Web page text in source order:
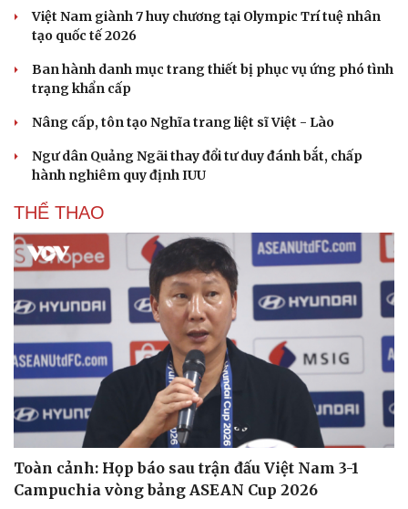
Văn học
Âm nhạc
Di sản
Thời trang
Sao Việt
Việt Nam giành 7 huy chương tại Olympic Trí tuệ nhân
tạo quốc tế 2026
Ban hành danh mục trang thiết bị phục vụ ứng phó tình
trạng khẩn cấp
Nâng cấp, tôn tạo Nghĩa trang liệt sĩ Việt - Lào
Ngư dân Quảng Ngãi thay đổi tư duy đánh bắt, chấp
hành nghiêm quy định IUU
THỂ THAO
Toàn cảnh: Họp báo sau trận đấu Việt Nam 3-1
Campuchia vòng bảng ASEAN Cup 2026